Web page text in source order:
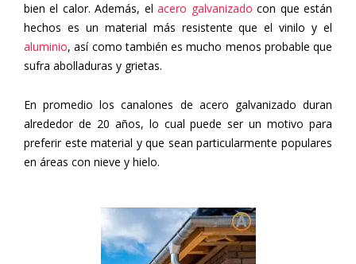
bien el calor. Además, elacero galvanizado con que están
hechos es un material más resistente que el vinilo y el
aluminio, así como también es mucho menos probable que
sufra abolladuras y grietas.
En promedio los canalones de acero galvanizado duran
alrededor de 20 años, lo cual puede ser un motivo para
preferir este material y que sean particularmente populares
en áreas con nieve y hielo.